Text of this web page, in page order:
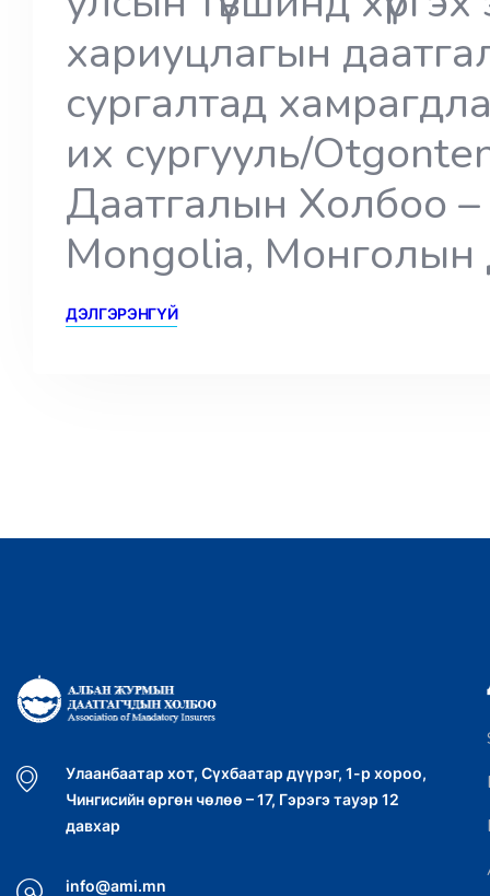
хариуцлагын
сургалтад
их сургууль/
Даатгалын Холбоо
Mongolia,
ДЭЛГЭРЭНГҮЙ
Улаанбаатар хот, Сүхбаатар дүүрэг, 1-р хороо,
Чингисийн өргөн чөлөө – 17, Гэрэгэ тауэр 12
давхар
info@ami.mn